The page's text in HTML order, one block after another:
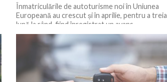
Înmatriculările de autoturisme noi în Uniunea
Europeană au crescut și în aprilie, pentru a treia
lună la rând, fiind înregistrat un avans...